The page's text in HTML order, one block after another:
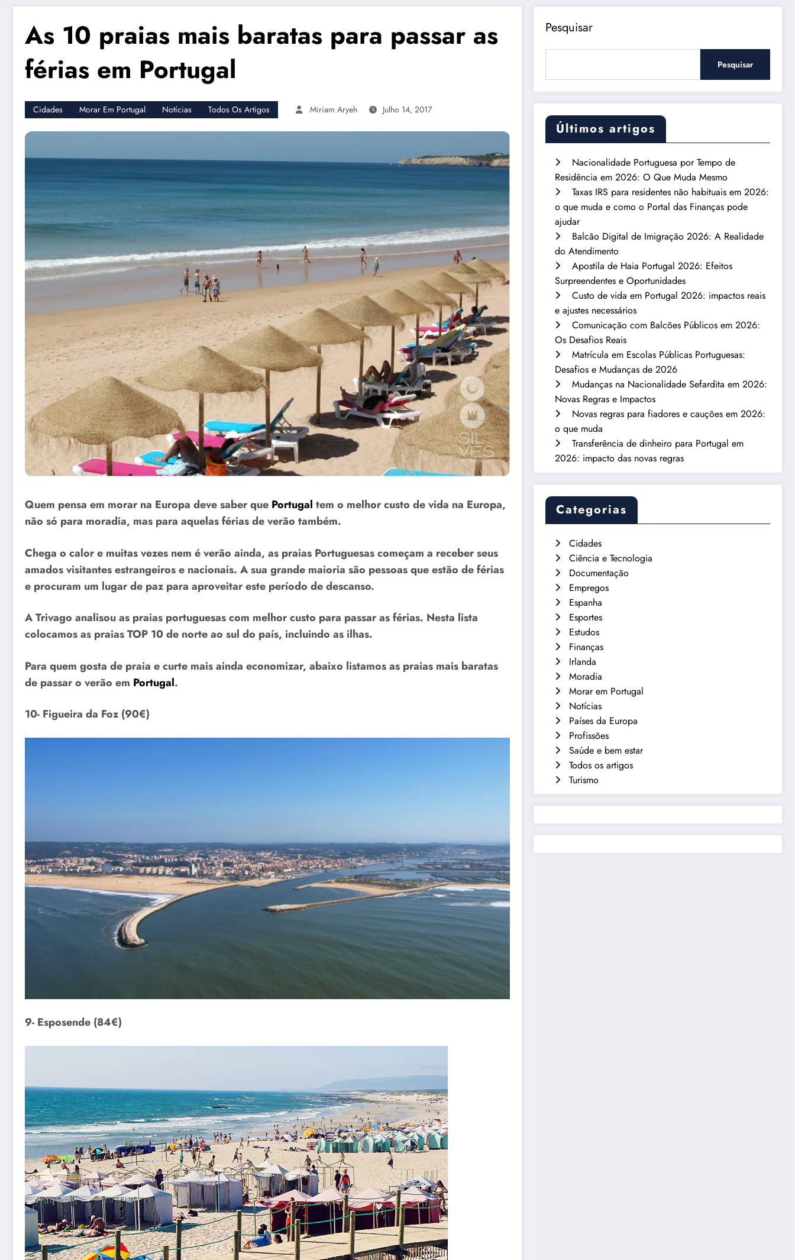
As 10 praias mais baratas para passar as
férias em Portugal
Cidades Morar Em Portugal Notícias Todos Os Artigos Miriam Aryeh Julho 14, 2017
Quem pensa em morar na Europa deve saber que Portugal tem o melhor custo de vida na Europa,
não só para moradia, mas para aquelas férias de verão também.
Chega o calor e muitas vezes nem é verão ainda, as praias Portuguesas começam a receber seus
amados visitantes estrangeiros e nacionais. A sua grande maioria são pessoas que estão de férias
e procuram um lugar de paz para aproveitar este período de descanso.
A Trivago analisou as praias portuguesas com melhor custo para passar as férias. Nesta lista
colocamos as praias TOP 10 de norte ao sul do país, incluindo as ilhas.
Para quem gosta de praia e curte mais ainda economizar, abaixo listamos as praias mais baratas
de passar o verão em Portugal.
10- Figueira da Foz (90€)
9- Esposende (84€)
Pesquisar
Pesquisar
Últimos artigos
Nacionalidade Portuguesa por Tempo de
Residência em 2026: O Que Muda Mesmo
Taxas IRS para residentes não habituais em 2026:
o que muda e como o Portal das Finanças pode
ajudar
Balcão Digital de Imigração 2026: A Realidade
do Atendimento
Apostila de Haia Portugal 2026: Efeitos
Surpreendentes e Oportunidades
Custo de vida em Portugal 2026: impactos reais
e ajustes necessários
Comunicação com Balcões Públicos em 2026:
Os Desafios Reais
Matrícula em Escolas Públicas Portuguesas:
Desafios e Mudanças de 2026
Mudanças na Nacionalidade Sefardita em 2026:
Novas Regras e Impactos
Novas regras para fiadores e cauções em 2026:
o que muda
Transferência de dinheiro para Portugal em
2026: impacto das novas regras
Categorias
Cidades
Ciência e Tecnologia
Documentação
Empregos
Espanha
Esportes
Estudos
Finanças
Irlanda
Moradia
Morar em Portugal
Notícias
Países da Europa
Profissões
Saúde e bem estar
Todos os artigos
Turismo